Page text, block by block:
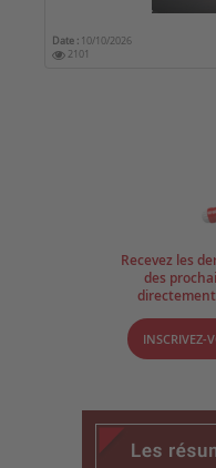
Date : 10/10/2026
2101
Recevez les
des
INSCRIVEZ-